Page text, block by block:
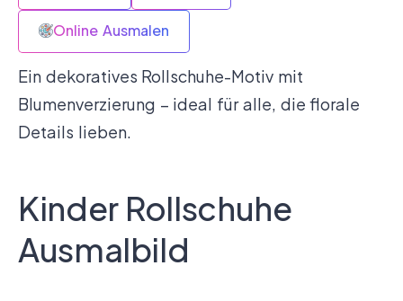
Online Ausmalen
Ein dekoratives Rollschuhe-Motiv mit
Blumenverzierung – ideal für alle, die florale
Details lieben.
Kinder Rollschuhe
Ausmalbild